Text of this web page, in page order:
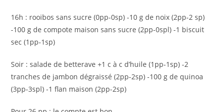
16h : rooibos sans sucre (0pp-0sp) -10 g de noix (2pp-2 sp)
-100 g de compote maison sans sucre (2pp-0spl) -1 biscuit
sec (1pp-1sp)
Soir : salade de betterave +1 c à c d’huile (1pp-1sp) -2
tranches de jambon dégraissé (2pp-2sp) -100 g de quinoa
(3pp-3spl) -1 flan maison (2pp-2sp)